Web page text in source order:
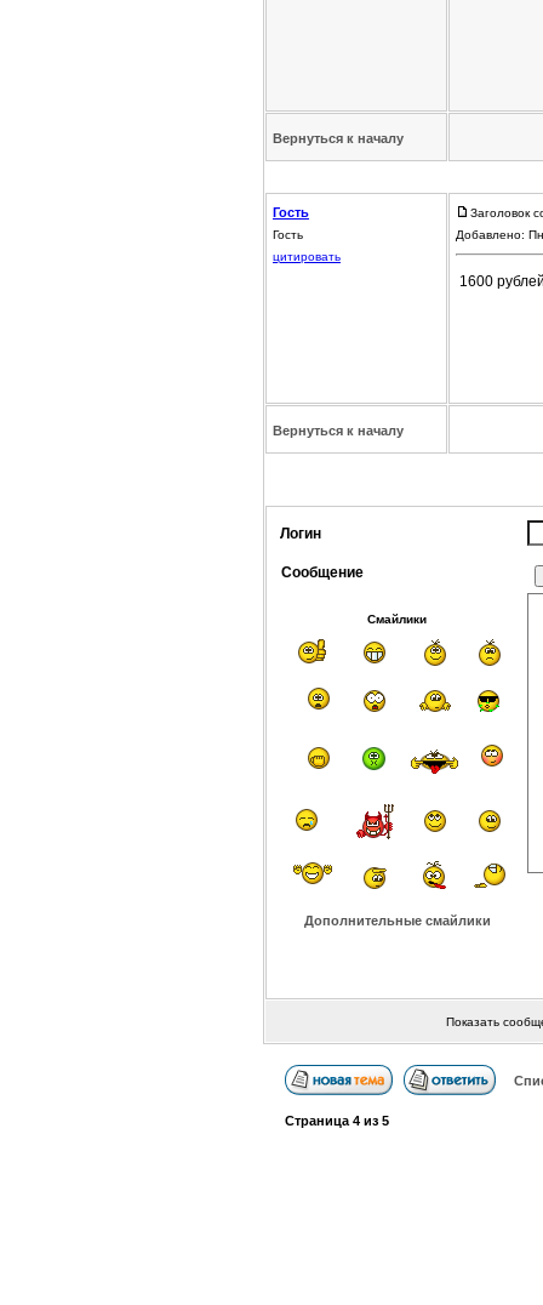
Вернуться к началу
Гость
Гость
цитировать
Заголовок
Добавлено:
1600
Вернуться к началу
Логин
Сообщение
Смайлики
Дополнительные смайлики
Показать
Страница 4из 5